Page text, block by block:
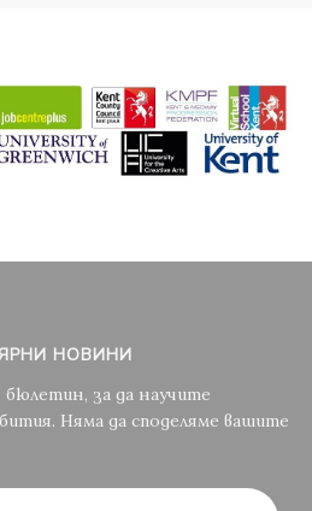
НОВИНИ
за да научите
Няма да споделяме вашите